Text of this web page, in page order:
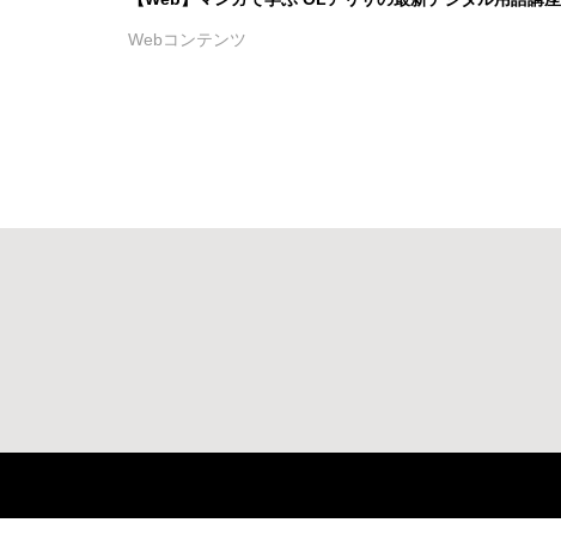
Webコンテンツ